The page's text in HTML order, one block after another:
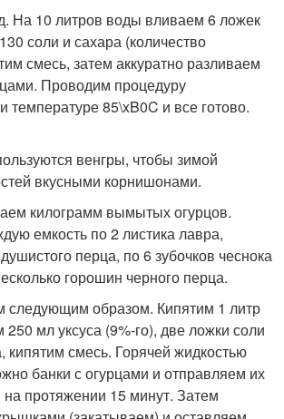
На 10 литров воды вливаем 6 ложек
соли и сахара (количество
смесь, затем аккуратно разливаем
Проводим процедуру
температуре 85\xB0C и все готово.
венгры, чтобы зимой
вкусными корнишонами.
килограмм вымытых огурцов.
емкость по 2 листика лавра,
перца, по 6 зубочков чеснока
горошин черного перца.
следующим образом. Кипятим 1 литр
мл уксуса (9%-го), две ложки соли
кипятим смесь. Горячей жидкостью
банки с огурцами и отправляем их
на протяжении 15 минут. Затем